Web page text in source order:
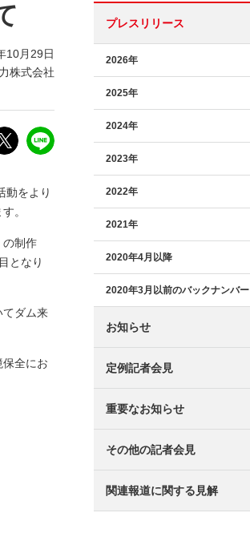
10月29日
株式会社
動をより
。
の制作
となり
てダム来
全にお
プレスリリース
2026年
2025年
2024年
2023年
2022年
2021年
2020年4月以降
2020年3月以前のバックナンバー
お知らせ
定例記者会見
重要なお知らせ
その他の記者会見
関連報道に関する見解